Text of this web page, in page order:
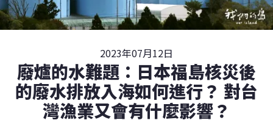
2023年07月12日
廢爐的水難題：日本福島核災後
的廢水排放入海如何進行？ 對台
灣漁業又會有什麼影響？